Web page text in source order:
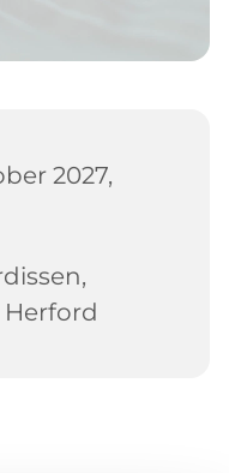
2027,
Herford